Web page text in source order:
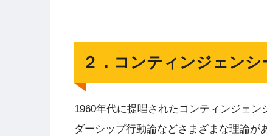
２．コンティンジェン
1960年代に提唱されたコンティンジェ
ダーシップ行動論などさまざまな理論が